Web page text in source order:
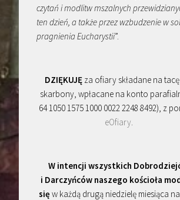
czytań i modlitw mszalnych
ten dzień, a także przez wzbudzenie w
pragnienia Eucharystii”.
DZIĘKUJĘza ofiary składane na
skarbony, wpłacane na konto
64 1050 1575 1000 0022 2248 8492), z
eOfiary.
W intencji wszystkich
i Darczyńców naszego kościoła
się w każdą drugą niedzielę miesiąca